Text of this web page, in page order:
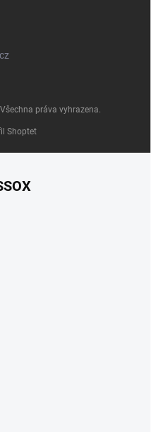
Shoptet
práva vyhrazena.